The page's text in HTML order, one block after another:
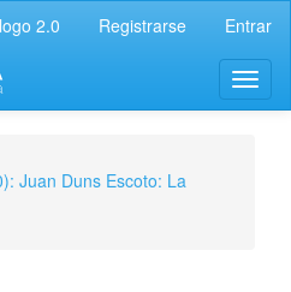
2.0 Registrarse Entrar
Juan Duns Escoto: La